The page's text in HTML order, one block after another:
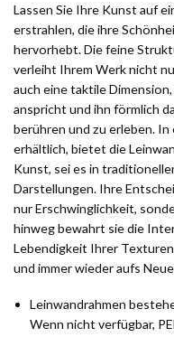
Lassen Sie Ihre Kunst auf
erstrahlen, die ihre
hervorhebt. Die feine
verleiht Ihrem Werk nicht
auch eine taktile
anspricht und ihn förmlich
berühren und zu erleben.
erhältlich, bietet die
Kunst, sei es in
Darstellungen. Ihre
nur Erschwinglichkeit,
hinweg bewahrt sie die
Lebendigkeit Ihrer
und immer wieder aufs
Leinwandrahmen
Wenn nicht verfügbar,